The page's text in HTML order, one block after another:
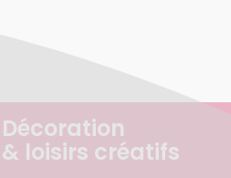
Décoration
& loisirs créatifs